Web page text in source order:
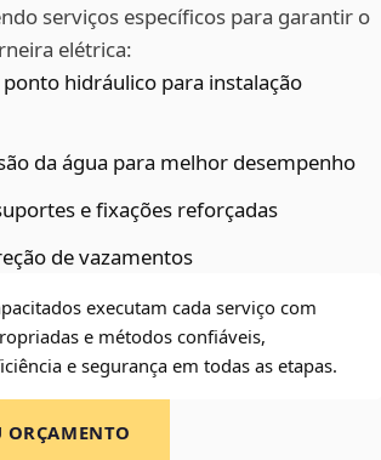
serviços específicos para garantir o
elétrica:
hidráulico para instalação
da água para melhor desempenho
e fixações reforçadas
de vazamentos
executam cada serviço com
e métodos confiáveis,
e segurança em todas as etapas.
ORÇAMENTO